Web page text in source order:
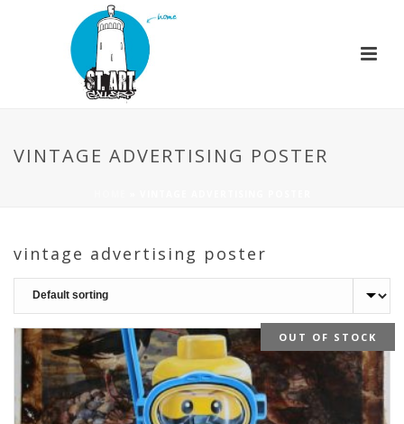
VINTAGE ADVERTISING POSTER
vintage advertising poster
OUT OF STOCK